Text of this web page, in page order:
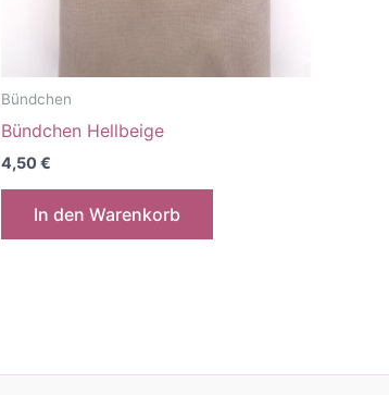
Bündchen
Bündchen Hellbeige
4,50€
In den Warenkorb